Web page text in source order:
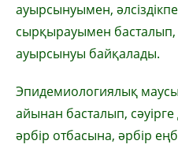
ауырсынуымен,
сырқырауымен басталып,
ауырсынуы байқалады.
Эпидемиологиялық
айынан басталып,
әрбір отбасына, әрбір